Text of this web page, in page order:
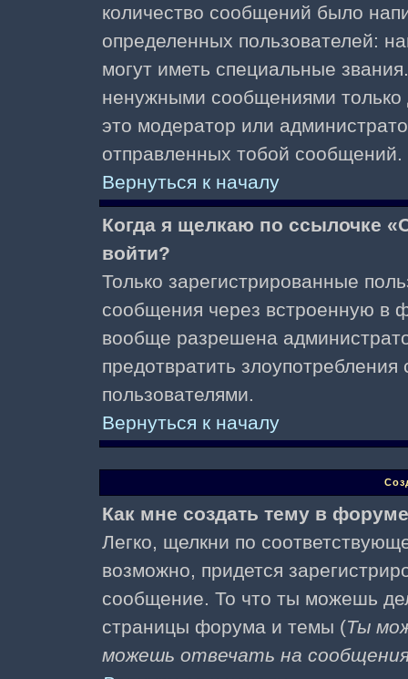
количество сообщений было
определенных пользователей:
могут иметь специальные
ненужными сообщениями только
это модератор или
отправленных тобой сообщений.
Вернуться к началу
Когда я щелкаю по ссылочке
войти?
Только зарегистрированные
сообщения через встроенную в
вообще разрешена
предотвратить
пользователями.
Вернуться к началу
Как мне создать тему в
Легко, щелкни по
возможно, придется
сообщение. То что ты можешь
страницы форума и темы (Ты
можешь отвечать на